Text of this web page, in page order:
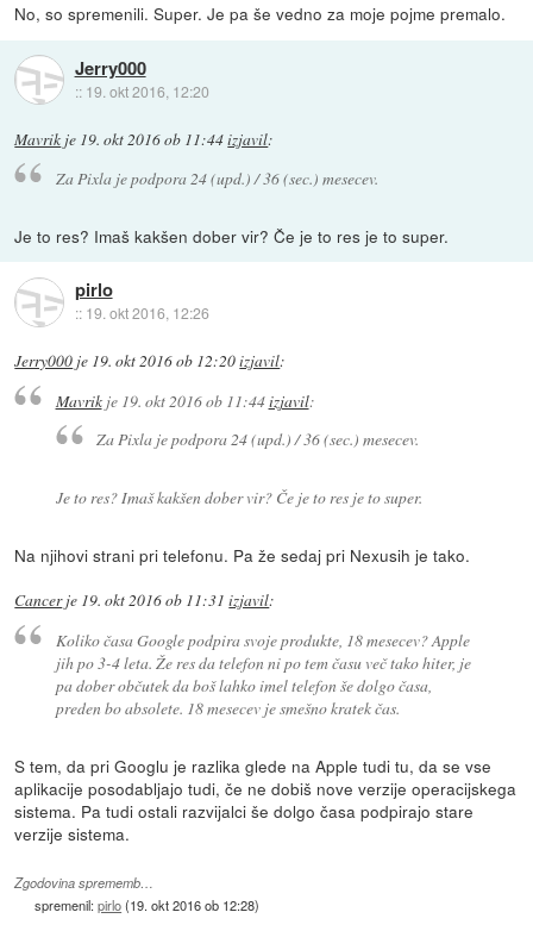
No, so spremenili. Super. Je pa še vedno za moje pojme premalo.
Jerry000
:: 19. okt 2016, 12:20
Mavrik je 19. okt 2016 ob 11:44izjavil:
Za Pixla je podpora 24 (upd.) / 36 (sec.) mesecev.
Je to res? Imaš kakšen dober vir? Če je to res je to super.
pirlo
:: 19. okt 2016, 12:26
Jerry000 je 19. okt 2016 ob 12:20izjavil:
Mavrikje 19. okt 2016 ob 11:44izjavil:
Za Pixla je podpora 24 (upd.) / 36 (sec.) mesecev.
Je to res? Imaš kakšen dober vir? Če je to res je to super.
Na njihovi strani pri telefonu. Pa že sedaj pri Nexusih je tako.
Cancerje 19. okt 2016 ob 11:31 izjavil:
Koliko časa Google podpira svoje produkte, 18 mesecev? Apple
jih po 3-4 leta. Že res da telefon ni po tem času več tako hiter, je
pa dober občutek da boš lahko imel telefon še dolgo časa,
preden bo absolete. 18 mesecev je smešno kratek čas.
S tem, da pri Googlu je razlika glede na Apple tudi tu, da se vse
aplikacije posodabljajo tudi, če ne dobiš nove verzije operacijskega
sistema. Pa tudi ostali razvijalci še dolgo časa podpirajo stare
verzije sistema.
Zgodovina sprememb…
spremenil:pirlo(19. okt 2016 ob 12:28)